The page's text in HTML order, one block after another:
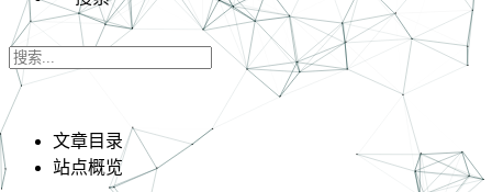
文章目录
站点概览